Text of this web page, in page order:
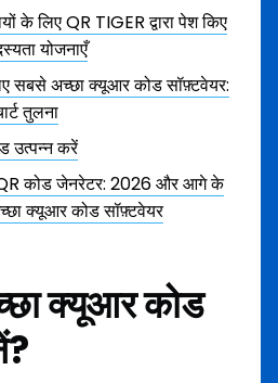
के लिए QR TIGER द्वारा पेश किए
योजनाएँ
सबसे अच्छा क्यूआर कोड सॉफ़्टवेयर:
तुलना
उत्पन्न करें
कोड जेनरेटर: 2026 और आगे के
क्यूआर कोड सॉफ़्टवेयर
क्यूआर कोड